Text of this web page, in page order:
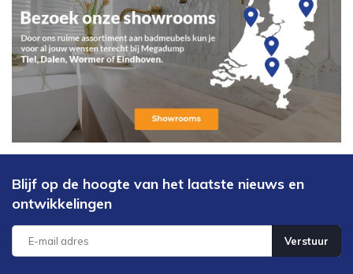
Blijf op de hoogte van het laatste nieuws en
ontwikkelingen
Verstuur